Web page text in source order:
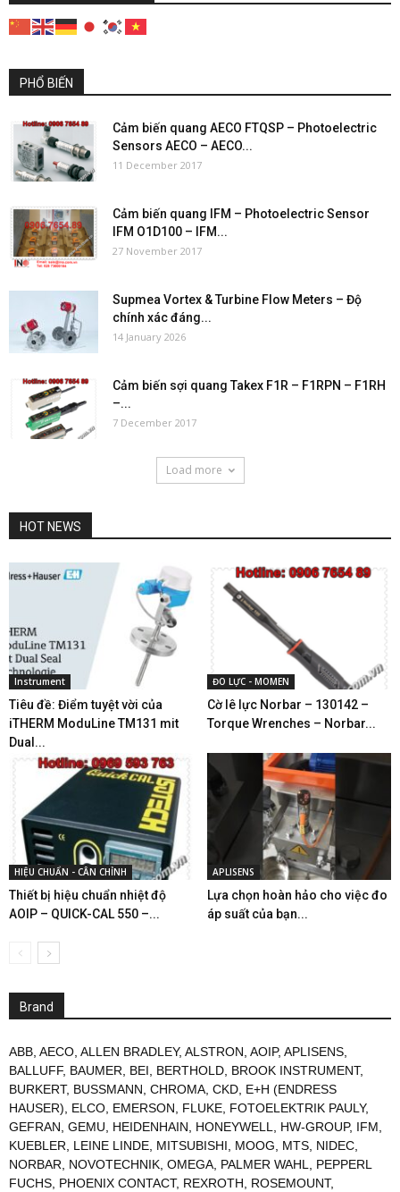
PHỔ BIẾN
Cảm biến quang AECO FTQSP – Photoelectric
Sensors AECO – AECO...
11 December 2017
Cảm biến quang IFM – Photoelectric Sensor
IFM O1D100 – IFM...
27 November 2017
Supmea Vortex & Turbine Flow Meters – Độ
chính xác đáng...
14 January 2026
Cảm biến sợi quang Takex F1R – F1RPN – F1RH
–...
7 December 2017
Load more
HOT NEWS
Instrument
Tiêu đề: Điểm tuyệt vời của
iTHERM ModuLine TM131 mit
Dual...
ĐO LỰC - MOMEN
Cờ lê lực Norbar – 130142 –
Torque Wrenches – Norbar...
HIỆU CHUẨN - CÂN CHỈNH
Thiết bị hiệu chuẩn nhiệt độ
AOIP – QUICK-CAL 550 –...
APLISENS
Lựa chọn hoàn hảo cho việc đo
áp suất của bạn...
Brand
ABB, AECO, ALLEN BRADLEY, ALSTRON, AOIP, APLISENS,
BALLUFF, BAUMER, BEI, BERTHOLD, BROOK INSTRUMENT,
BURKERT, BUSSMANN, CHROMA, CKD, E+H (ENDRESS
HAUSER), ELCO, EMERSON, FLUKE, FOTOELEKTRIK PAULY,
GEFRAN, GEMU, HEIDENHAIN, HONEYWELL, HW-GROUP, IFM,
KUEBLER, LEINE LINDE, MITSUBISHI, MOOG, MTS, NIDEC,
NORBAR, NOVOTECHNIK, OMEGA, PALMER WAHL, PEPPERL
FUCHS, PHOENIX CONTACT, REXROTH, ROSEMOUNT,